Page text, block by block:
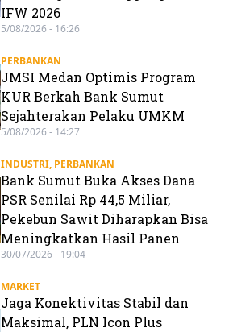
IFW 2026
5/08/2026 - 16:26
PERBANKAN
JMSI Medan Optimis Program
KUR Berkah Bank Sumut
Sejahterakan Pelaku UMKM
5/08/2026 - 14:27
INDUSTRI, PERBANKAN
Bank Sumut Buka Akses Dana
PSR Senilai Rp 44,5 Miliar,
Pekebun Sawit Diharapkan Bisa
Meningkatkan Hasil Panen
30/07/2026 - 19:04
MARKET
Jaga Konektivitas Stabil dan
Maksimal, PLN Icon Plus